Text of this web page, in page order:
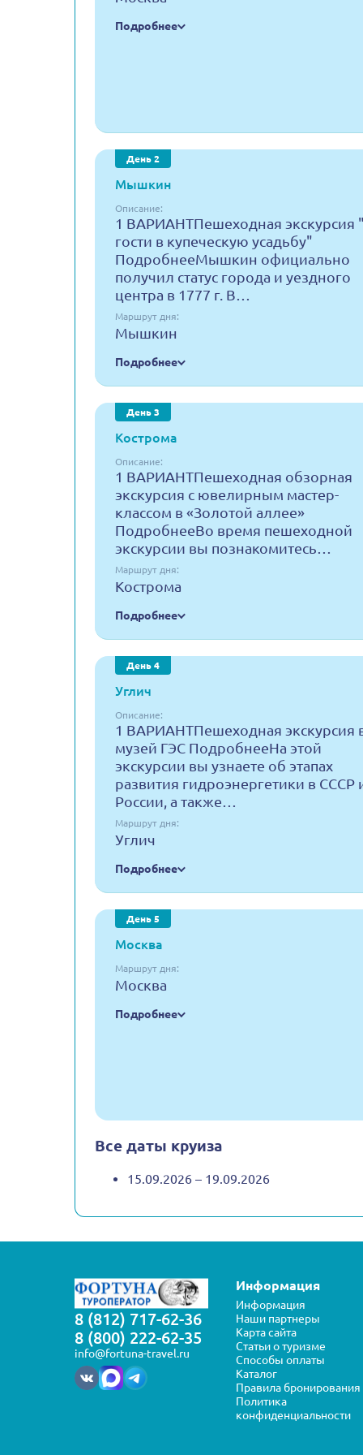
Подробнее
День 2
Мышкин
Описание:
1 ВАРИАНТПешеходная экскурсия
гости в купеческую усадьбу"
ПодробнееМышкин официально
получил статус города и уездного
центра в 1777 г. В…
Маршрут дня:
Мышкин
Подробнее
День 3
Кострома
Описание:
1 ВАРИАНТПешеходная обзорная
экскурсия с ювелирным мастер-
классом в «Золотой аллее»
ПодробнееВо время пешеходной
экскурсии вы познакомитесь…
Маршрут дня:
Кострома
Подробнее
День 4
Углич
Описание:
1 ВАРИАНТПешеходная экскурсия
музей ГЭС ПодробнееНа этой
экскурсии вы узнаете об этапах
развития гидроэнергетики в СССР
России, а также…
Маршрут дня:
Углич
Подробнее
День 5
Москва
Маршрут дня:
Москва
Подробнее
Все даты круиза
15.09.2026 – 19.09.2026
8 (812) 717-62-36
8 (800) 222-62-35
info@fortuna-travel.ru
Информация
Информация
Наши партнеры
Карта сайта
Статьи о туризме
Способы оплаты
Каталог
Правила бронирования
Политика
конфиденциальности